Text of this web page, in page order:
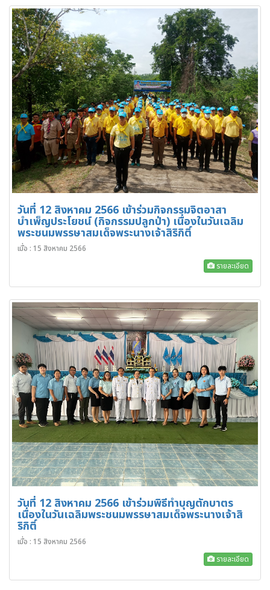
วันที่ 12 สิงหาคม 2566 เข้าร่วมกิจกรรมจิตอาสา
บำเพ็ญประโยชน์ (กิจกรรมปลูกป่า) เนื่องในวันเฉลิม
พระชนมพรรษาสมเด็จพระนางเจ้าสิริกิติ์
เมื่อ : 15 สิงหาคม 2566
รายละเอียด
วันที่ 12 สิงหาคม 2566 เข้าร่วมพิธีทำบุญตักบาตร
เนื่องในวันเฉลิมพระชนมพรรษาสมเด็จพระนางเจ้าสิ
ริกิติ์
เมื่อ : 15 สิงหาคม 2566
รายละเอียด